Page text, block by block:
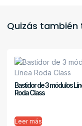
Quizás también
Bastidor de 3 módulos
Roda Class
Leer más